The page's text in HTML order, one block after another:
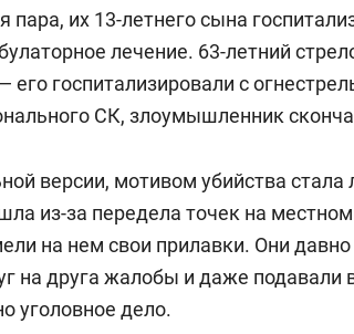
пара, их 13-летнего сына
лечение. 63-летний
госпитализировали с
СК, злоумышленник
версии, мотивом убийства стала
из-за передела точек на
на нем свои прилавки. Они
на друга жалобы и даже подавали
уголовное дело.